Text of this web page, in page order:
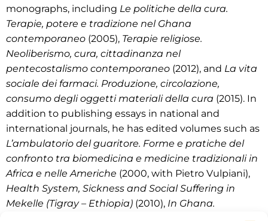
monographs, including Le politiche della cura.
Terapie, potere e tradizione nel Ghana
contemporaneo (2005), Terapie religiose.
Neoliberismo, cura, cittadinanza nel
pentecostalismo contemporaneo (2012), and La vita
sociale dei farmaci. Produzione, circolazione,
consumo degli oggetti materiali della cura (2015). In
addition to publishing essays in national and
international journals, he has edited volumes such as
L’ambulatorio del guaritore. Forme e pratiche del
confronto tra biomedicina e medicine tradizionali in
Africa e nelle Americhe (2000, with Pietro Vulpiani),
Health System, Sickness and Social Suffering in
Mekelle (Tigray – Ethiopia) (2010), In Ghana.